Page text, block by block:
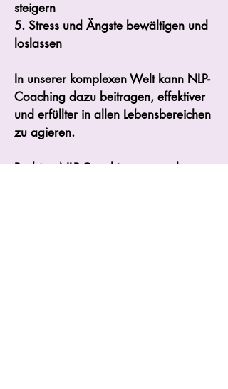
steigern
5. Stress und Ängste bewältigen und
loslassen
In unserer komplexen Welt kann NLP-
Coaching dazu beitragen, effektiver
und erfüllter in allen Lebensbereichen
zu agieren.
Probiert NLP-Coaching aus und